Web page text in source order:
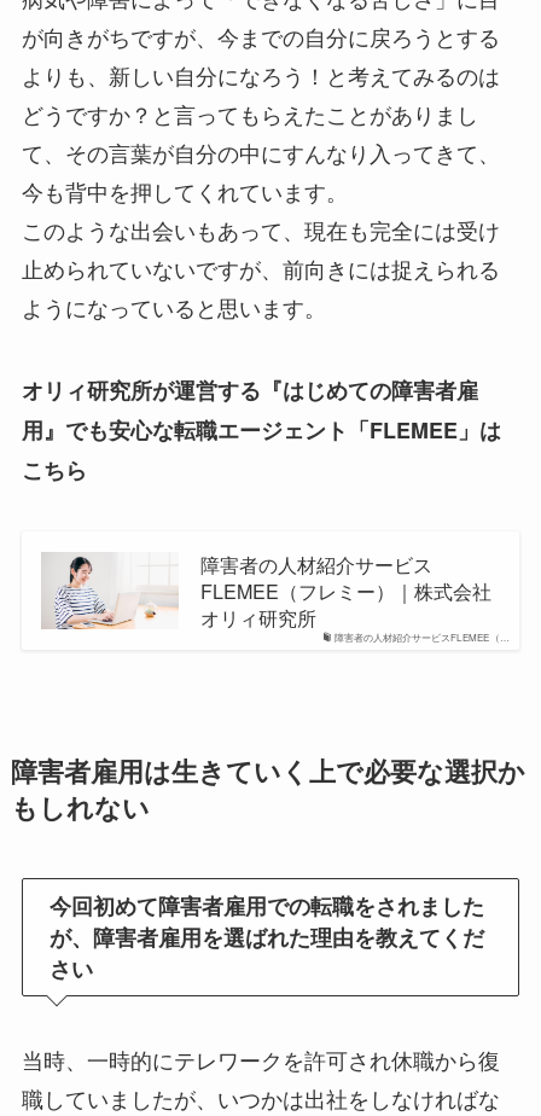
が向きがちですが、今までの自分に戻ろうとする
よりも、新しい自分になろう！と考えてみるのは
どうですか？と言ってもらえたことがありまし
て、その言葉が自分の中にすんなり入ってきて、
今も背中を押してくれています。
このような出会いもあって、現在も完全には受け
止められていないですが、前向きには捉えられる
ようになっていると思います。
オリィ研究所が運営する『はじめての障害者雇
用』でも安心な転職エージェント「FLEMEE」は
こちら
障害者の人材紹介サービスFLEMEE（…
障害者の人材紹介サービス
FLEMEE（フレミー）｜株式会社
オリィ研究所
障害者雇用は生きていく上で必要な選択か
もしれない
今回初めて障害者雇用での転職をされました
が、障害者雇用を選ばれた理由を教えてくだ
さい
当時、一時的にテレワークを許可され休職から復
職していましたが、いつかは出社をしなければな